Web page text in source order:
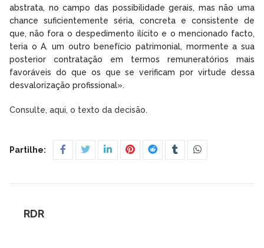
abstrata, no campo das possibilidade gerais, mas não uma
chance suficientemente séria, concreta e consistente de
que, não fora o despedimento ilícito e o mencionado facto,
teria o A. um outro benefício patrimonial, mormente a sua
posterior contratação em termos remuneratórios mais
favoráveis do que os que se verificam por virtude dessa
desvalorização profissional».
Consulte, aqui, o texto da decisão.
Partilhe:
RDR